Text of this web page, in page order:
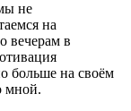
не
на
вечерам в
больше на своём
мной.